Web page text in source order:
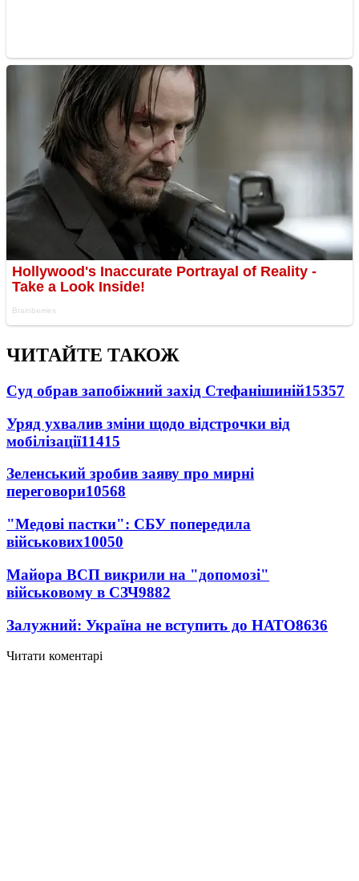
ЧИТАЙТЕ ТАКОЖ
Суд обрав запобіжний захід Стефанішиній15357
Уряд ухвалив зміни щодо відстрочки від
мобілізації11415
Зеленський зробив заяву про мирні
переговори10568
"Медові пастки": СБУ попередила
військових10050
Майора ВСП викрили на "допомозі"
військовому в СЗЧ9882
Залужний: Україна не вступить до НАТО8636
Читати коментарі